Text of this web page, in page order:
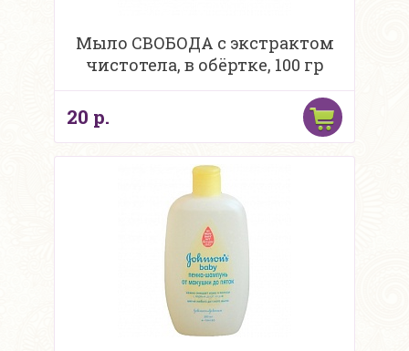
Мыло СВОБОДА с экстрактом
чистотела, в обёртке, 100 гр
20 р.